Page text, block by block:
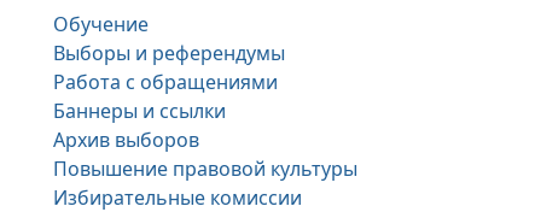
Обучение
Выборы и референдумы
Работа с обращениями
Баннеры и ссылки
Архив выборов
Повышение правовой культуры
Избирательные комиссии